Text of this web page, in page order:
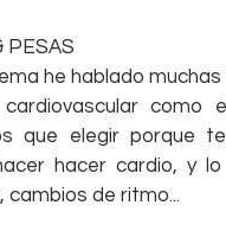
PESAS
he hablado
cardiovascular como
que elegir porque
hacer cardio, y lo
cambios de ritmo...